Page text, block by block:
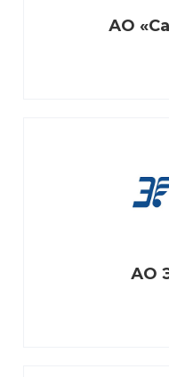
АО
АО